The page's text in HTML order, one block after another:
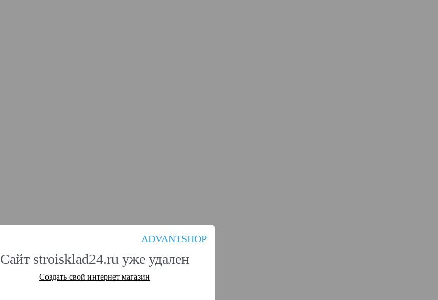
ADVANTSHOP
Сайт stroisklad24.ru уже удален
Создать свой интернет магазин